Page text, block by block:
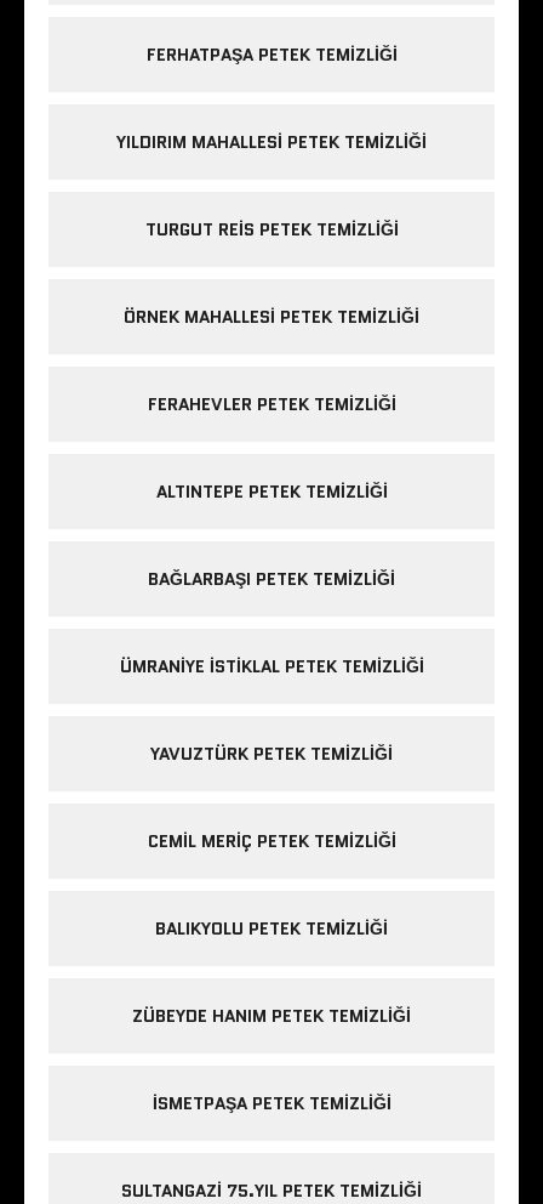
FERHATPAŞA PETEK TEMIZLIĞI
YILDIRIM MAHALLESI PETEK TEMIZLIĞI
TURGUT REIS PETEK TEMIZLIĞI
ÖRNEK MAHALLESI PETEK TEMIZLIĞI
FERAHEVLER PETEK TEMIZLIĞI
ALTINTEPE PETEK TEMIZLIĞI
BAĞLARBAŞI PETEK TEMIZLIĞI
ÜMRANIYE ISTIKLAL PETEK TEMIZLIĞI
YAVUZTÜRK PETEK TEMIZLIĞI
CEMIL MERIÇ PETEK TEMIZLIĞI
BALIKYOLU PETEK TEMIZLIĞI
ZÜBEYDE HANIM PETEK TEMIZLIĞI
ISMETPAŞA PETEK TEMIZLIĞI
SULTANGAZI 75.YIL PETEK TEMIZLIĞI